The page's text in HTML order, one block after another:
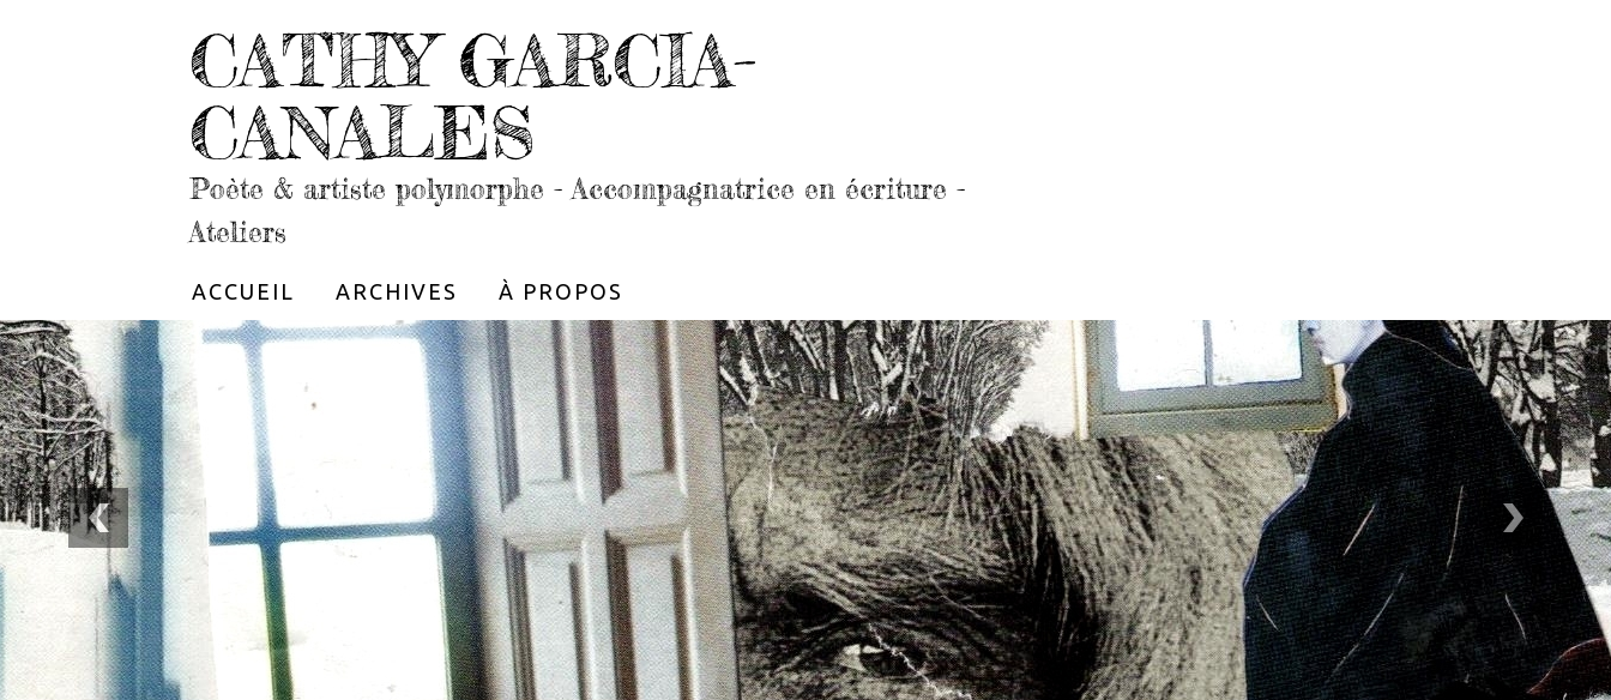
CATHY GARCIA-
CANALES
Poète & artiste polymorphe - Accompagnatrice en écriture -
Ateliers
ACCUEIL ARCHIVES À PROPOS